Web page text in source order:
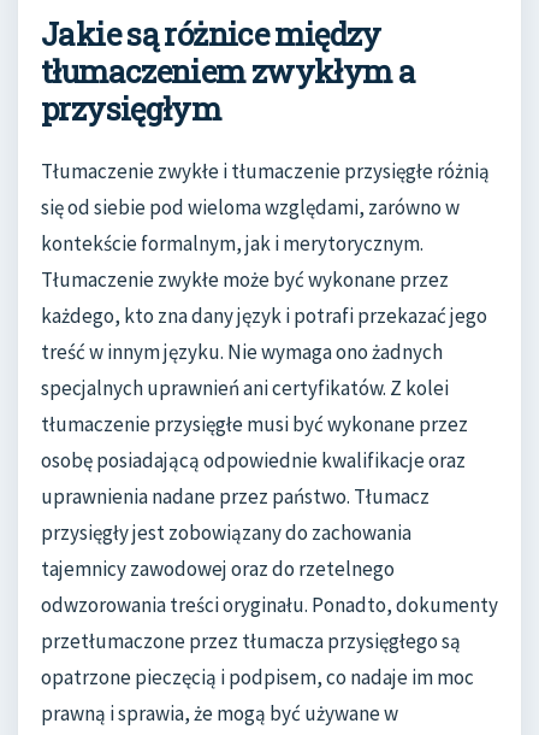
Jakie są różnice między
tłumaczeniem zwykłym a
przysięgłym
Tłumaczenie zwykłe i tłumaczenie przysięgłe różnią
się od siebie pod wieloma względami, zarówno w
kontekście formalnym, jak i merytorycznym.
Tłumaczenie zwykłe może być wykonane przez
każdego, kto zna dany język i potrafi przekazać jego
treść w innym języku. Nie wymaga ono żadnych
specjalnych uprawnień ani certyfikatów. Z kolei
tłumaczenie przysięgłe musi być wykonane przez
osobę posiadającą odpowiednie kwalifikacje oraz
uprawnienia nadane przez państwo. Tłumacz
przysięgły jest zobowiązany do zachowania
tajemnicy zawodowej oraz do rzetelnego
odwzorowania treści oryginału. Ponadto, dokumenty
przetłumaczone przez tłumacza przysięgłego są
opatrzone pieczęcią i podpisem, co nadaje im moc
prawną i sprawia, że mogą być używane w